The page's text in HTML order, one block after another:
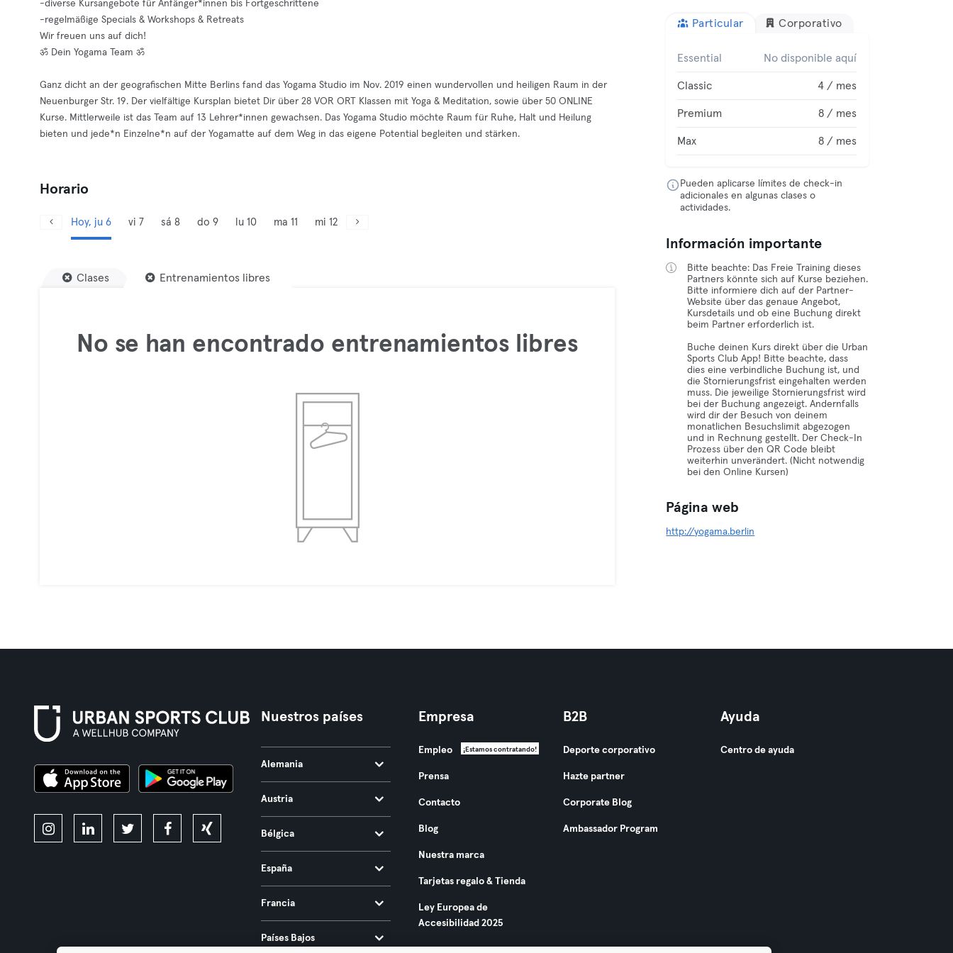
-diverse Kursangebote für Anfänger*innen bis Fortgeschrittene
-regelmäßige Specials & Workshops & Retreats
Wir freuen uns auf dich!
ॐ Dein Yogama Team ॐ
Ganz dicht an der geografischen Mitte Berlins fand das Yogama Studio im Nov. 2019 einen wundervollen und heiligen Raum in der
Neuenburger Str. 19. Der vielfältige Kursplan bietet Dir über 28 VOR ORT Klassen mit Yoga & Meditation, sowie über 50 ONLINE
Kurse. Mittlerweile ist das Team auf 13 Lehrer*innen gewachsen. Das Yogama Studio möchte Raum für Ruhe, Halt und Heilung
bieten und jede*n Einzelne*n auf der Yogamatte auf dem Weg in das eigene Potential begleiten und stärken.
Horario
Hoy, ju 6 vi 7 sá 8 do 9 lu 10 ma 11 mi 12
Clases Entrenamientos libres
No se han encontrado entrenamientos libres
Particular Corporativo
Essential No disponible aquí
Classic 4 / mes
Premium 8 / mes
Max 8 / mes
Pueden aplicarse límites de check-in
adicionales en algunas clases o
actividades.
Información importante
Bitte beachte: Das Freie Training dieses
Partners könnte sich auf Kurse beziehen.
Bitte informiere dich auf der Partner-
Website über das genaue Angebot,
Kursdetails und ob eine Buchung direkt
beim Partner erforderlich ist.
Buche deinen Kurs direkt über die Urban
Sports Club App! Bitte beachte, dass
dies eine verbindliche Buchung ist, und
die Stornierungsfrist eingehalten werden
muss. Die jeweilige Stornierungsfrist wird
bei der Buchung angezeigt. Andernfalls
wird dir der Besuch von deinem
monatlichen Besuchslimit abgezogen
und in Rechnung gestellt. Der Check-In
Prozess über den QR Code bleibt
weiterhin unverändert. (Nicht notwendig
bei den Online Kursen)
Página web
http://yogama.berlin
Nuestros países
Alemania
Austria
Bélgica
España
Francia
Países Bajos
Empresa
Empleo ¡Estamos contratando!
Prensa
Contacto
Blog
Nuestra marca
Tarjetas regalo & Tienda
Ley Europea de
Accesibilidad 2025
B2B
Deporte corporativo
Hazte partner
Corporate Blog
Ambassador Program
Ayuda
Centro de ayuda